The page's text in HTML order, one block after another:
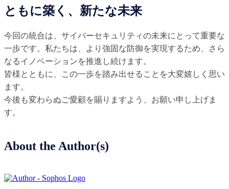
ともに築く、新たな未来
今回の統合は、サイバーセキュリティの未来にとって重要な
一歩です。私たちは、より強固な防御を実現するため、さら
なるイノベーションを推進し続けます。
皆様とともに、この一歩を踏み出せることを大変嬉しく思い
ます。
今後も変わらぬご愛顧を賜りますよう、お願い申し上げま
す。
About the Author(s)